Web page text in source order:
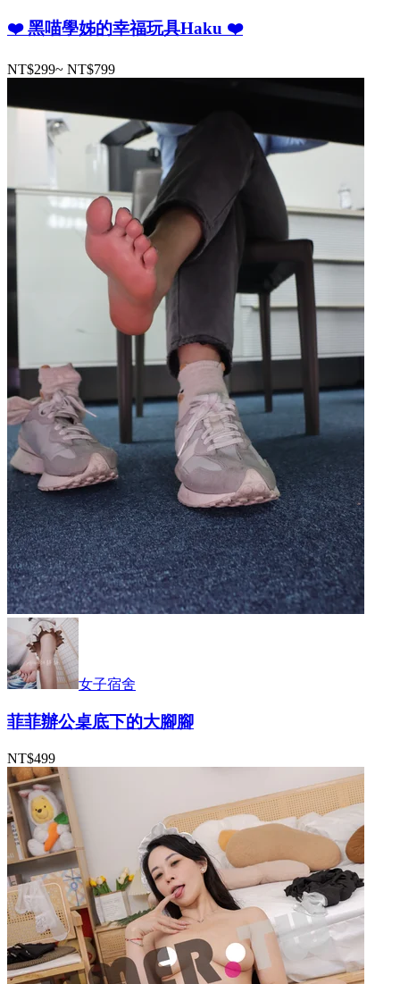
❤️ 黑喵學姊的幸福玩具Haku ❤️
NT$299~ NT$799
女子宿舍
菲菲辦公桌底下的大腳腳
NT$499